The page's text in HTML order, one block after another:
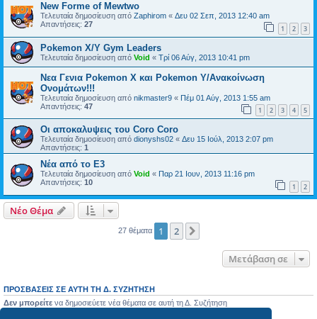
New Forme of Mewtwo
Τελευταία δημοσίευση από Zaphirom « Δευ 02 Σεπ, 2013 12:40 am
Απαντήσεις: 27 1 2 3
Pokemon X/Y Gym Leaders
Τελευταία δημοσίευση από Void « Τρί 06 Αύγ, 2013 10:41 pm
Νεα Γενια Pokemon X και Pokemon Y/Ανακοίνωση
Ονομάτων!!!
Τελευταία δημοσίευση από nikmaster9 « Πέμ 01 Αύγ, 2013 1:55 am
Απαντήσεις: 47 1 2 3 4 5
Οι αποκαλυψεις του Coro Coro
Τελευταία δημοσίευση από dionyshs02 « Δευ 15 Ιούλ, 2013 2:07 pm
Απαντήσεις: 1
Νέα από το E3
Τελευταία δημοσίευση από Void « Παρ 21 Ιουν, 2013 11:16 pm
Απαντήσεις: 10 1 2
Νέο Θέμα
27 θέματα 1 2
Μετάβαση σε
ΠΡΟΣΒΆΣΕΙΣ ΣΕ ΑΥΤΉ ΤΗ Δ. ΣΥΖΉΤΗΣΗ
Δεν μπορείτε να δημοσιεύετε νέα θέματα σε αυτή τη Δ. Συζήτηση